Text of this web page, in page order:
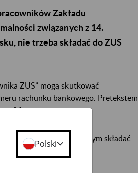
Zakładu
związanych z 14.
nie trzeba składać do ZUS
ZUS” mogą skutkować
rachunku bankowego. Pretekstem
14 emerytury.
i nie trzeba w związku z tym składać
Polski